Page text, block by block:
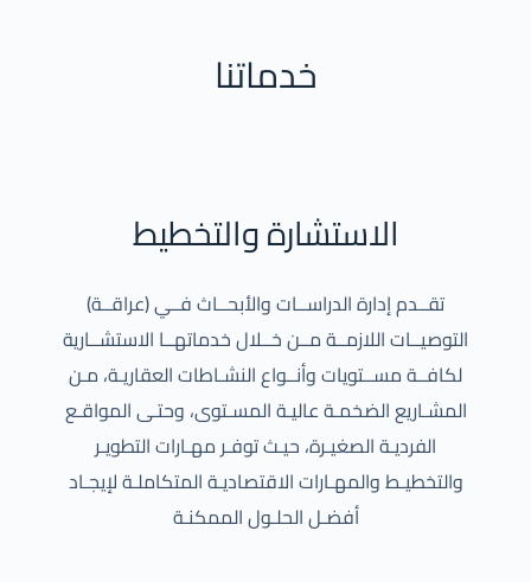
خدماتنا
الاستشارة والتخطيط
تقــدم إدارة الدراســات والأبحــاث فــي (عراقــة)
التوصيــات اللازمــة مــن خــلال خدماتهــا الاستشــارية
لكافــة مســتويات وأنــواع النشـاطات العقاريـة، مـن
المشـاريع الضخمـة عاليـة المسـتوى، وحتـى المواقـع
الفرديـة الصغيـرة، حيـث توفـر مهـارات التطويـر
والتخطيـط والمهـارات الاقتصاديـة المتكاملـة لإيجـاد
أفضـل الحلـول الممكنـة